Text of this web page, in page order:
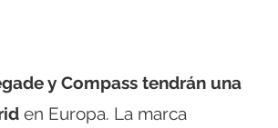
y Compass tendrán una
en Europa. La marca